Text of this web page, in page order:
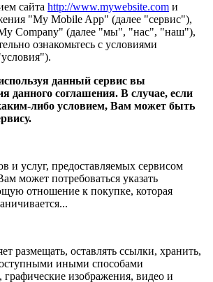
сайта http://www.mywebsite.com и
"My Mobile App" (далее "сервис"),
Company" (далее "мы", "нас", "наш"),
ознакомьтесь с условиями
данный сервис вы
данного соглашения. В случае, если
либо условием, Вам может быть
и услуг, предоставляемых сервисом
может потребоваться указать
отношение к покупке, которая
размещать, оставлять ссылки, хранить,
иными способами
изображения, видео и